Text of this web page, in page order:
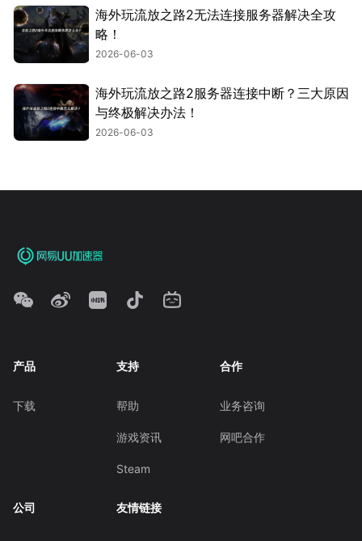
海外玩流放之路2无法连接服务器解决全攻
略！
2026-06-03
海外玩流放之路2服务器连接中断？三大原因
与终极解决办法！
2026-06-03
产品
下载
支持
帮助
游戏资讯
Steam
合作
业务咨询
网吧合作
公司 友情链接